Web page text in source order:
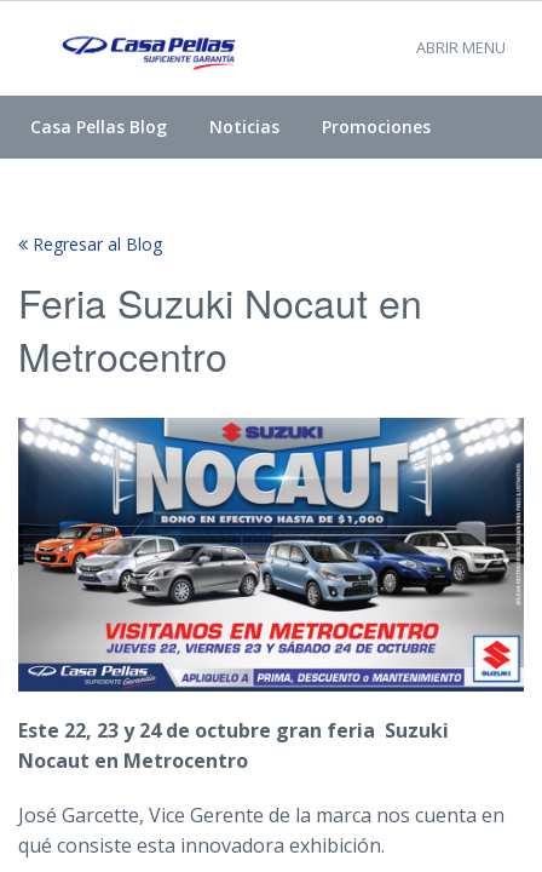
ABRIR MENU
Casa Pellas Blog Noticias Promociones
Regresar al Blog
Feria Suzuki Nocaut en
Metrocentro
Este 22, 23 y 24 de octubre gran feria Suzuki
Nocaut en Metrocentro
José Garcette, Vice Gerente de la marca nos cuenta en
qué consiste esta innovadora exhibición.